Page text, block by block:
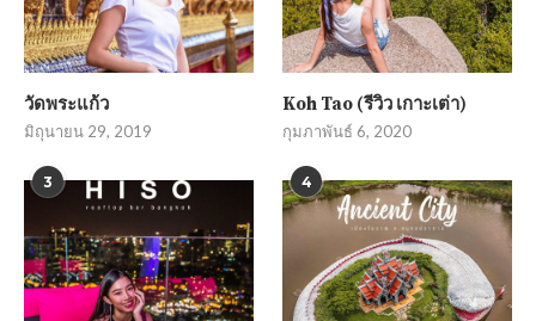
วัดพระแก้ว
มิถุนายน 29, 2019
Koh Tao (รีวิว เกาะเต่า)
กุมภาพันธ์ 6, 2020
3 4